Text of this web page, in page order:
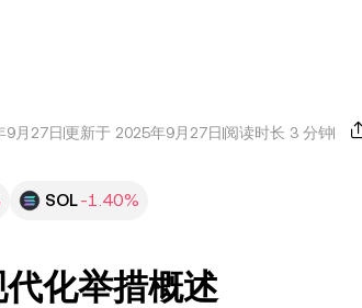
9月27日 更新于 2025年9月27日 阅读时长 3 分钟
SOL-1.40%
化举措概述